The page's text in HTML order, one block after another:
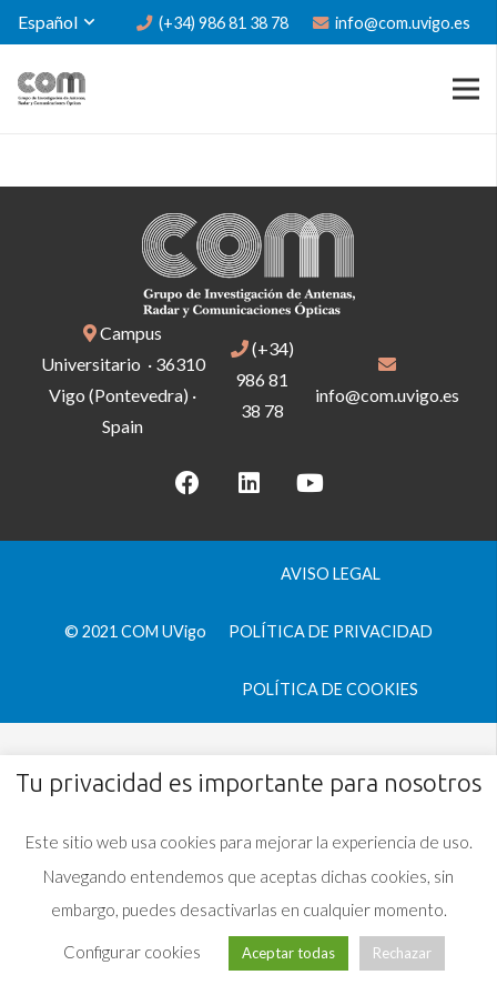
Español (+34) 986 81 38 78 info@com.uvigo.es
Campus
Universitario · 36310
Vigo (Pontevedra) ·
Spain
(+34)
986 81
38 78
info@com.uvigo.es
© 2021 COM UVigo
AVISO LEGAL
POLÍTICA DE PRIVACIDAD
POLÍTICA DE COOKIES
Tu privacidad es importante para nosotros
Este sitio web usa cookies para mejorar la experiencia de uso.
Navegando entendemos que aceptas dichas cookies, sin
embargo, puedes desactivarlas en cualquier momento.
Configurar cookies Aceptar todas Rechazar